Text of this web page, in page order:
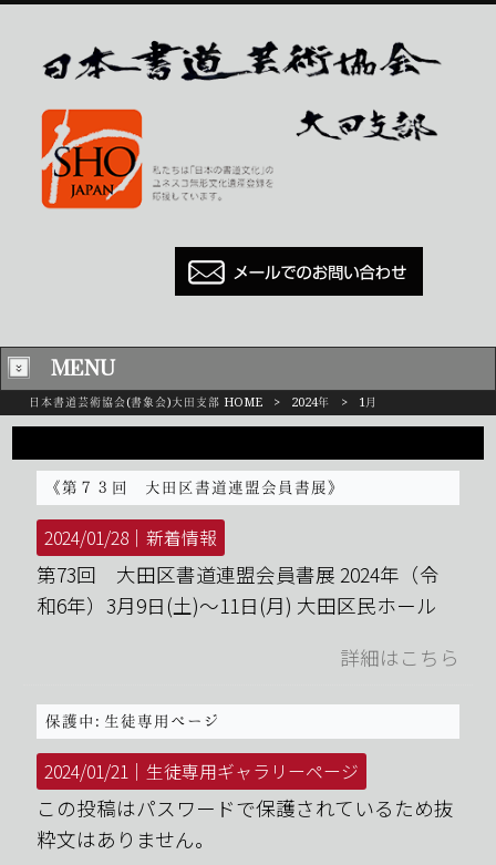
MENU
日本書道芸術協会(書象会)大田支部 HOME > 2024年 > 1月
《第７３回 大田区書道連盟会員書展》
2024/01/28｜新着情報
第73回 大田区書道連盟会員書展 2024年（令
和6年）3月9日(土)～11日(月) 大田区民ホール
詳細はこちら
保護中: 生徒専用ページ
2024/01/21｜ 生徒専用ギャラリーページ
この投稿はパスワードで保護されているため抜
粋文はありません。